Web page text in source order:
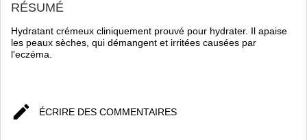
RÉSUMÉ
Hydratant crémeux cliniquement prouvé pour hydrater. Il apaise
les peaux sèches, qui démangent et irritées causées par
l'eczéma.
 ÉCRIRE DES COMMENTAIRES